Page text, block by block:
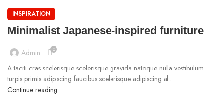
INSPIRATION
Minimalist Japanese-inspired furniture
Admin 0
A taciti cras scelerisque scelerisque gravida natoque nulla vestibulum
turpis primis adipiscing faucibus scelerisque adipiscing al...
Continue reading